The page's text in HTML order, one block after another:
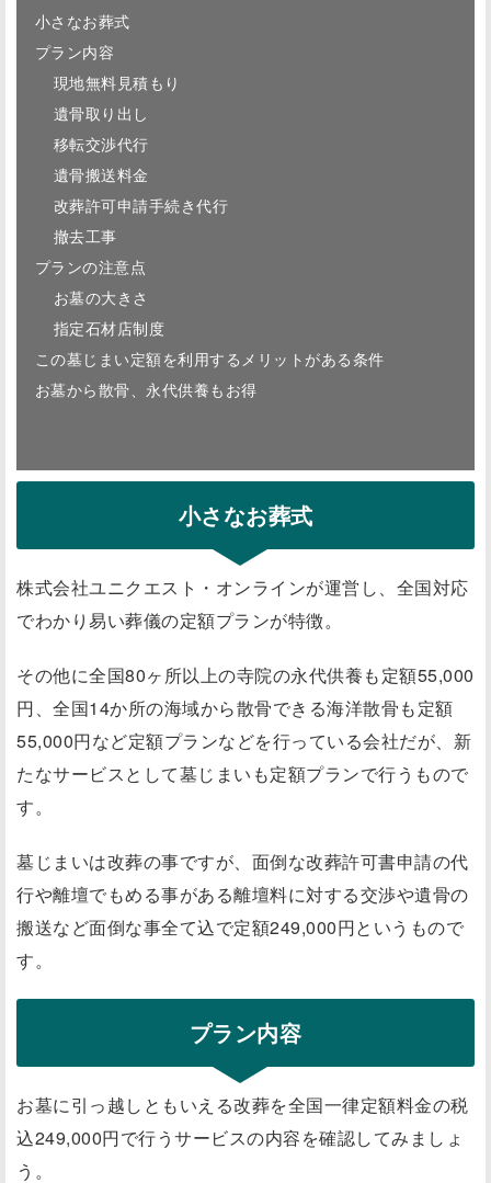
小さなお葬式
プラン内容
現地無料見積もり
遺骨取り出し
移転交渉代行
遺骨搬送料金
改葬許可申請手続き代行
撤去工事
プランの注意点
お墓の大きさ
指定石材店制度
この墓じまい定額を利用するメリットがある条件
お墓から散骨、永代供養もお得
小さなお葬式
株式会社ユニクエスト・オンラインが運営し、全国対応
でわかり易い葬儀の定額プランが特徴。
その他に全国80ヶ所以上の寺院の永代供養も定額55,000
円、全国14か所の海域から散骨できる海洋散骨も定額
55,000円など定額プランなどを行っている会社だが、新
たなサービスとして墓じまいも定額プランで行うもので
す。
墓じまいは改葬の事ですが、面倒な改葬許可書申請の代
行や離壇でもめる事がある離壇料に対する交渉や遺骨の
搬送など面倒な事全て込で定額249,000円というもので
す。
プラン内容
お墓に引っ越しともいえる改葬を全国一律定額料金の税
込249,000円で行うサービスの内容を確認してみましょ
う。